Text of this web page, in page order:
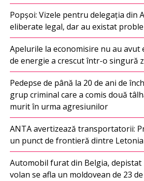
Popșoi: Vizele pentru delegația din
eliberate legal, dar au existat
Apelurile la economisire nu au avut
de energie a crescut într-o singură
Pedepse de până la 20 de ani de
grup criminal care a comis două
murit în urma agresiunilor
ANTA avertizează transportatorii:
un punct de frontieră dintre
Automobil furat din Belgia, depistat
volan se afla un moldovean de 23